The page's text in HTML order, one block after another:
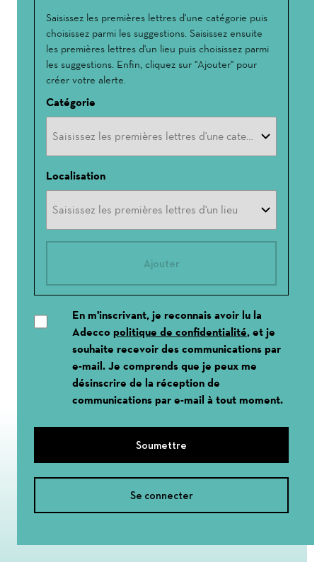
Interessé(e)
par
Saisissez les premières lettres d'une catégorie puis
choisissez parmi les suggestions. Saisissez ensuite
les premières lettres d'un lieu puis choisissez parmi
les suggestions. Enfin, cliquez sur "Ajouter" pour
créer votre alerte.
Catégorie
Localisation
Ajouter
En m'inscrivant, je reconnais avoir lu la
Adeccopolitique de confidentialité, et je
souhaite recevoir des communications par
e-mail. Je comprends que je peux me
désinscrire de la réception de
communications par e-mail à tout moment.
Soumettre
Se connecter